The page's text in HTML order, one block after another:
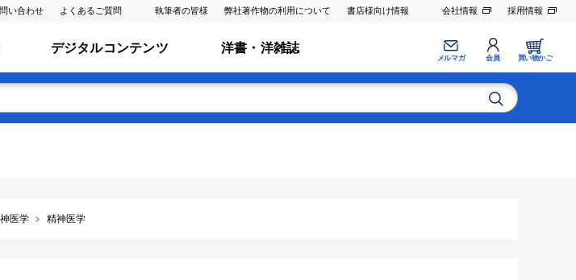
い合わせ よくあるご質問 執筆者の皆様 弊社著作物の利用について 書店様向け情報 会社情報 採用情報
デジタルコンテンツ 洋書・洋雑誌
メルマガ 会員 買い物かご
医学 精神医学